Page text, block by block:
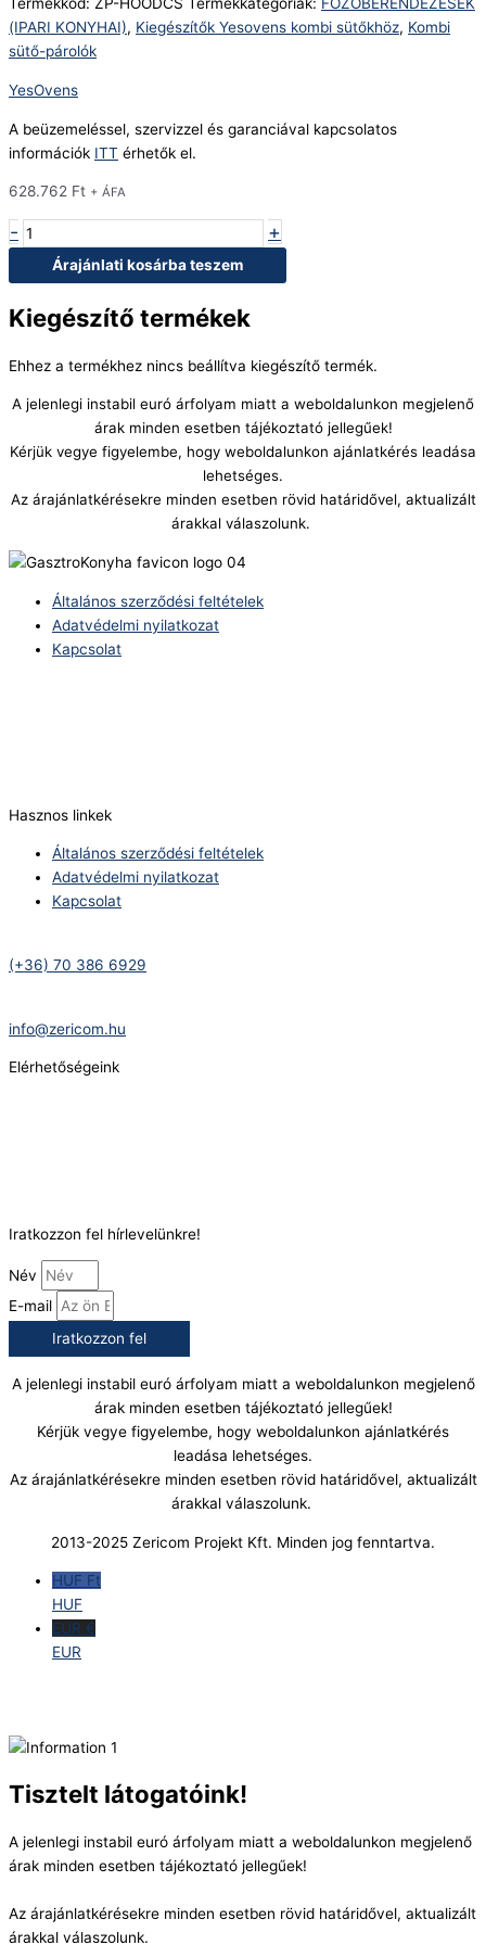
Termékkód: ZP-HOODCS Termékkategóriák: FŐZŐBERENDEZÉSEK
(IPARI KONYHAI), Kiegészítők Yesovens kombi sütőkhöz, Kombi
sütő-párolók
YesOvens
A beüzemeléssel, szervizzel és garanciával kapcsolatos
információk ITT érhetők el.
628.762 Ft + ÁFA
- +
Árajánlati kosárba teszem
Kiegészítő termékek
Ehhez a termékhez nincs beállítva kiegészítő termék.
A jelenlegi instabil euró árfolyam miatt a weboldalunkon megjelenő
árak minden esetben tájékoztató jellegűek!
Kérjük vegye figyelembe, hogy weboldalunkon ajánlatkérés leadása
lehetséges.
Az árajánlatkérésekre minden esetben rövid határidővel, aktualizált
árakkal válaszolunk.
Általános szerződési feltételek
Adatvédelmi nyilatkozat
Kapcsolat
Hasznos linkek
Általános szerződési feltételek
Adatvédelmi nyilatkozat
Kapcsolat
(+36) 70 386 6929
info@zericom.hu
Elérhetőségeink
Iratkozzon fel hírlevelünkre!
Név
E-mail
Iratkozzon fel
A jelenlegi instabil euró árfolyam miatt a weboldalunkon megjelenő
árak minden esetben tájékoztató jellegűek!
Kérjük vegye figyelembe, hogy weboldalunkon ajánlatkérés
leadása lehetséges.
Az árajánlatkérésekre minden esetben rövid határidővel, aktualizált
árakkal válaszolunk.
2013-2025 Zericom Projekt Kft. Minden jog fenntartva.
HUF Ft
HUF
EUR €
EUR
Tisztelt látogatóink!
A jelenlegi instabil euró árfolyam miatt a weboldalunkon megjelenő
árak minden esetben tájékoztató jellegűek!
Az árajánlatkérésekre minden esetben rövid határidővel, aktualizált
árakkal válaszolunk.